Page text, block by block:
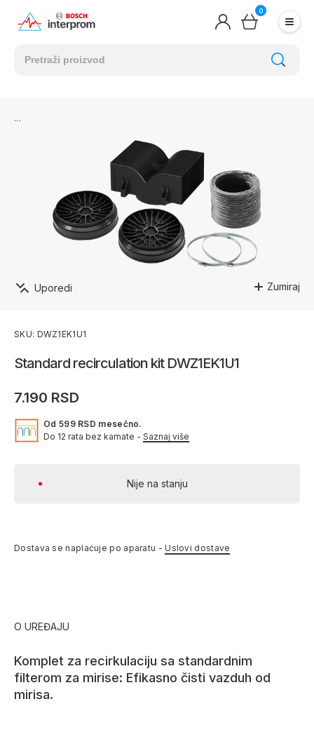
0
Zumiraj
Uporedi
Standard recirculation kit DWZ1EK1U1
7.190 RSD
Od 599 RSD mesečno.
Do 12 rata bez kamate - Saznaj više
Nije na stanju
Dostava se naplaćuje po aparatu -Uslovi dostave
SKU: DWZ1EK1U1
O UREĐAJU
Komplet za recirkulaciju sa standardnim
filterom za mirise: Efikasno čisti vazduh od
mirisa.